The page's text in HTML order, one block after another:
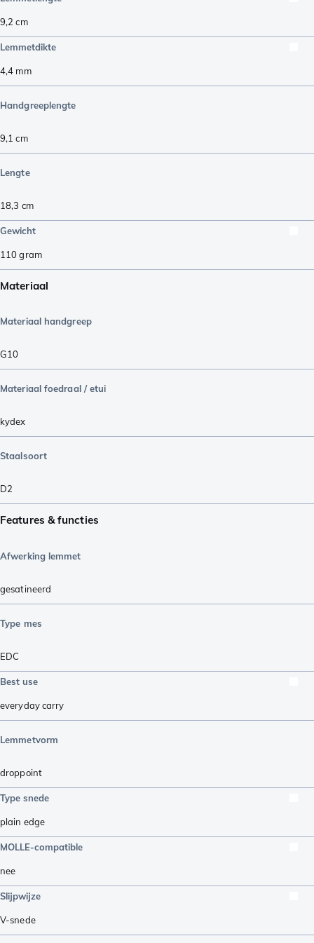
9,2 cm
Lemmetdikte
4,4 mm
Handgreeplengte
9,1 cm
Lengte
18,3 cm
Gewicht
110gram
Materiaal
Materiaal handgreep
G10
Materiaal foedraal / etui
kydex
Staalsoort
D2
Features & functies
Afwerking lemmet
gesatineerd
Type mes
EDC
Best use
everyday carry
Lemmetvorm
droppoint
Type snede
plain edge
MOLLE-compatible
nee
Slijpwijze
V-snede